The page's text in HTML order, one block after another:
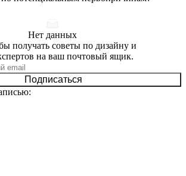
Нет данных
получать советы по дизайну и
на ваш почтовый ящик.
Подписаться